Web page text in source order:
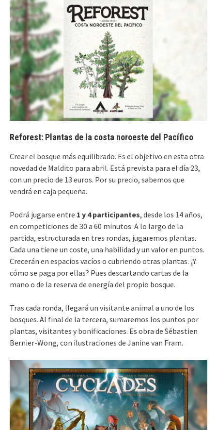
Reforest: Plantas de la costa noroeste del Pacífico
Crear el bosque más equilibrado. Es el objetivo en esta otra
novedad de Maldito para abril. Está prevista para el día 23,
con un precio de 13 euros. Por su precio, sabemos que
vendrá en caja pequeña.
Podrá jugarse entre 1 y 4 participantes, desde los 14 años,
en competiciones de 30 a 60 minutos. A lo largo de la
partida, estructurada en tres rondas, jugaremos plantas.
Cada una tiene un coste, una habilidad y un valor en puntos.
Crecerán en espacios vacíos o cubriendo otras plantas. ¿Y
cómo se paga por ellas? Pues descartando cartas de la
mano o de la reserva de energía del propio bosque.
Tras cada ronda, llegará un visitante animal a uno de los
bosques. Al final de la tercera, sumaremos los puntos por
plantas, visitantes y bonificaciones. Es obra de Sébastien
Bernier-Wong, con ilustraciones de Janine van Fram.